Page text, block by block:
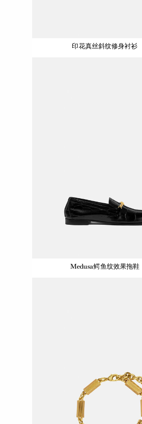
印花真丝斜纹修身衬衫
Medusa鳄鱼纹效果拖鞋